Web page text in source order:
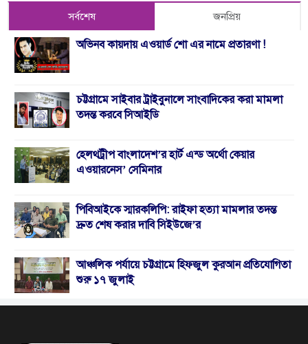
সর্বশেষ জনপ্রিয়
অভিনব কায়দায় এওয়ার্ড শো এর নামে প্রতারণা !
চট্টগ্রামে সাইবার ট্রাইবুনালে সাংবাদিকের করা মামলা
তদন্ত করবে সিআইডি
হেলথট্রীপ বাংলাদেশ’র হার্ট এন্ড অর্থো কেয়ার
এওয়ারনেস’ সেমিনার
পিবিআইকে স্মারকলিপি: রাইফা হত্যা মামলার তদন্ত
দ্রুত শেষ করার দাবি সিইউজে’র
আঞ্চলিক পর্যায়ে চট্টগ্রামে হিফজুল কুরআন প্রতিযোগিতা
শুরু ১৭ জুলাই